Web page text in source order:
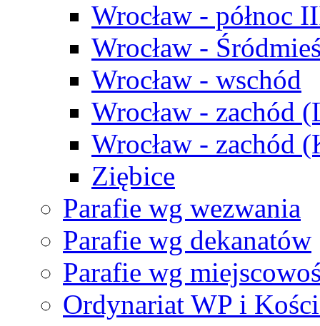
Wrocław - północ
Wrocław -
Wrocław - wschód
Wrocław - zachód
Wrocław - zachód
Ziębice
Parafie wg wezwania
Parafie wg dekanatów
Parafie wg
Ordynariat WP i